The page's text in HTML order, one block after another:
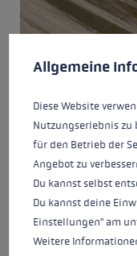
06/08/2026
Bâtons de
ou bâtons de
la différence
Préférences en matière
This website uses
Allgemeine
Diese Website
Nutzungserlebnis zu
für den Betrieb der
Angebot zu
Du kannst selbst
Du kannst deine
Einstellungen" am
Weitere